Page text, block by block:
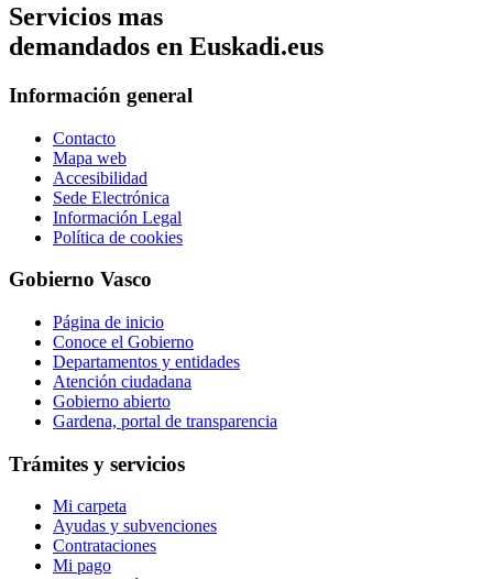
Servicios mas
demandados en Euskadi.eus
Información general
Contacto
Mapa web
Accesibilidad
Sede Electrónica
Información Legal
Política de cookies
Gobierno Vasco
Página de inicio
Conoce el Gobierno
Departamentos y entidades
Atención ciudadana
Gobierno abierto
Gardena, portal de transparencia
Trámites y servicios
Mi carpeta
Ayudas y subvenciones
Contrataciones
Mi pago